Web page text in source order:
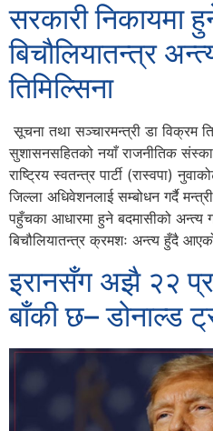
सरकारी निकायमा
बिचौलियातन्त्र
तिमिल्सिना
सूचना तथा सञ्चारमन्त्री डा विक्रम
सुशासनसहितको नयाँ राजनीतिक
राष्ट्रिय स्वतन्त्र पार्टी (रास्वपा)
जिल्ला अधिवेशनलाई सम्बोधन गर्दै
पहुँचका आधारमा हुने बदमासीको अन्त्य
बिचौलियातन्त्र क्रमशः अन्त्य हुँदै
इरानसँग अझै २२
बाँकी छ– डोनाल्ड